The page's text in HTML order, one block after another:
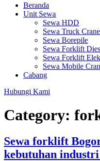
Beranda
Unit Sewa
Sewa HDD
Sewa Truck Crane
Sewa Borepile
Sewa Forklift
Sewa Forklift
Sewa Mobile
Cabang
Hubungi Kami
Category:
Sewa forklift
kebutuhan